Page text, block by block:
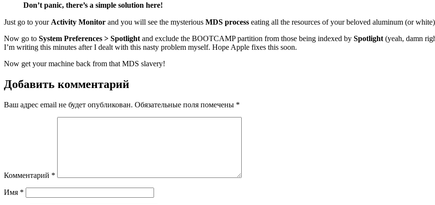
Don’t panic, there’s a simple solution here!
Just go to your Activity Monitor and you will see the mysterious MDS process eating all the resources of your beloved aluminum (or
Now go to System Preferences > Spotlight and exclude the BOOTCAMP partition from those being indexed by Spotlight (yeah, damn
I’m writing this minutes after I dealt with this nasty problem myself. Hope Apple fixes this soon.
Now get your machine back from that MDS slavery!
Добавить комментарий
Ваш адрес email не будет опубликован. Обязательные поля помечены *
Комментарий *
Имя *